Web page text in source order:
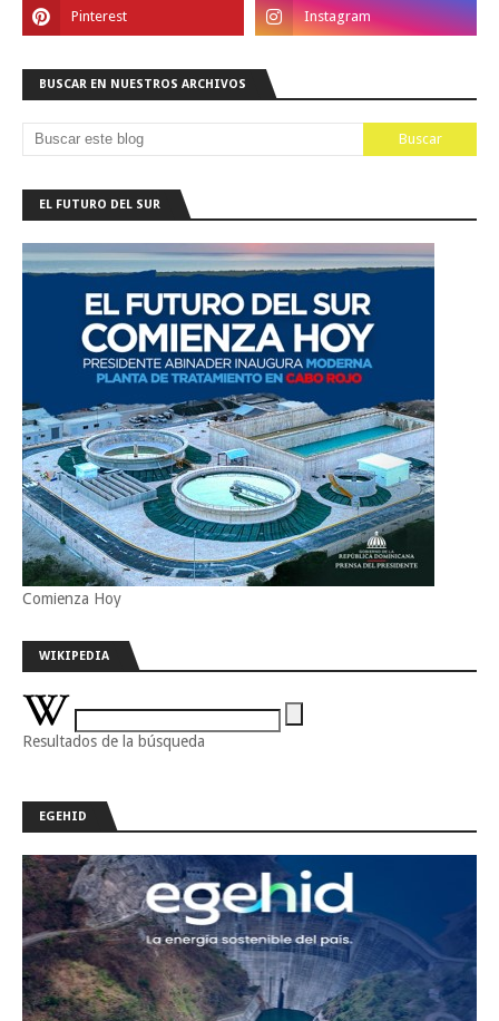
BUSCAR EN NUESTROS ARCHIVOS
EL FUTURO DEL SUR
Comienza Hoy
WIKIPEDIA
Resultados de la búsqueda
EGEHID